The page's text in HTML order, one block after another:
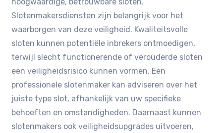
Slotenmakersdiensten zijn belangrijk voor het
waarborgen van deze veiligheid.​ Kwaliteitsvolle
sloten kunnen potentiële inbrekers ontmoedigen‚
terwijl slecht functionerende of verouderde sloten
een veiligheidsrisico kunnen vormen.​ Een
professionele slotenmaker kan adviseren over het
juiste type slot‚ afhankelijk van uw specifieke
behoeften en omstandigheden. Daarnaast kunnen
slotenmakers ook veiligheidsupgrades uitvoeren‚